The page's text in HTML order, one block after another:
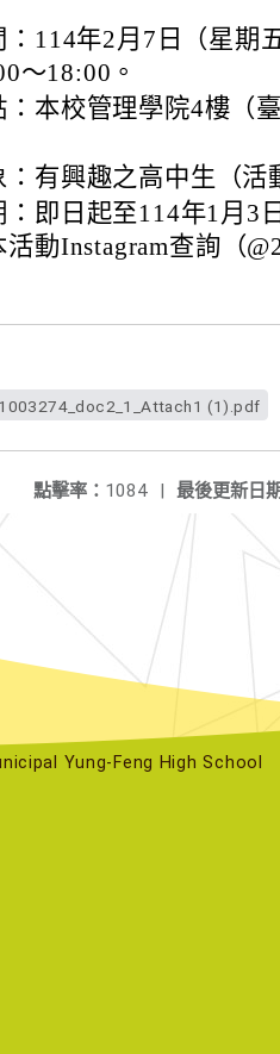
：114年2月7日（星期
～18:00。
：本校管理學院4樓（
：有興趣之高中生（活
：即日起至114年1月3
動Instagram查詢（
(1).pdf
最後更新日
點擊率： 1084 |
Yung-Feng High School